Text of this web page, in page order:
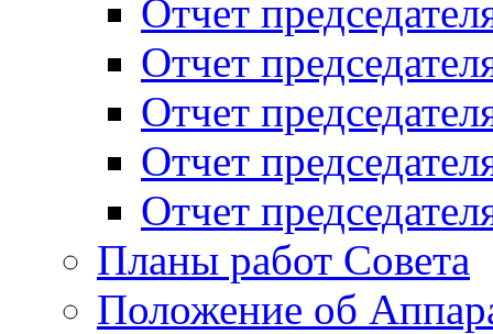
Отчет
Отчет
Отчет
Отчет
Отчет
Планы работ Совета
Положение об